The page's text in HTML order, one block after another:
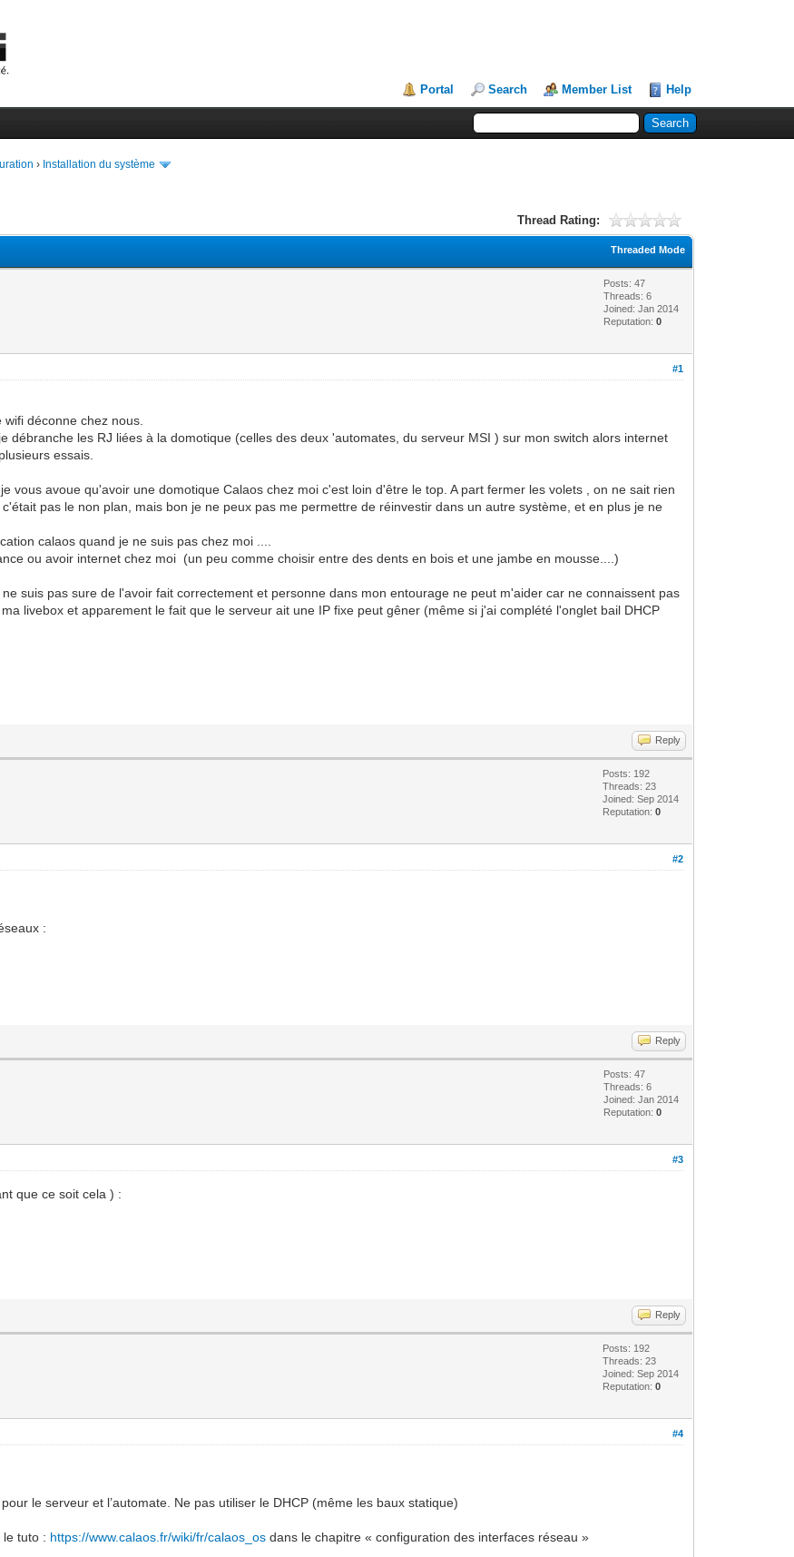
Portal Search Member List Help
› Installation du système
Thread Rating:
Threaded Mode
Posts: 47
Threads: 6
Joined: Jan 2014
Reputation:0
#1
déconne chez nous.
débranche les RJ liées à la domotique (celles des deux 'automates, du serveur MSI ) sur mon switch alors internet
essais.
vous avoue qu'avoir une domotique Calaos chez moi c'est loin d'être le top. A part fermer les volets , on ne sait rien
pas le non plan, mais bon je ne peux pas me permettre de réinvestir dans un autre système, et en plus je ne
calaos quand je ne suis pas chez moi ....
ou avoir internet chez moi (un peu comme choisir entre des dents en bois et une jambe en mousse....)
suis pas sure de l'avoir fait correctement et personne dans mon entourage ne peut m'aider car ne connaissent pas
livebox et apparement le fait que le serveur ait une IP fixe peut gêner (même si j'ai complété l'onglet bail DHCP
Reply
Posts: 192
Threads: 23
Joined: Sep 2014
Reputation:0
#2
:
Reply
Posts: 47
Threads: 6
Joined: Jan 2014
Reputation:0
#3
que ce soit cela ) :
Reply
Posts: 192
Threads: 23
Joined: Sep 2014
Reputation:0
#4
le serveur et l’automate. Ne pas utiliser le DHCP (même les baux statique)
le tuto : https://www.calaos.fr/wiki/fr/calaos_os dans le chapitre « configuration des interfaces réseau »